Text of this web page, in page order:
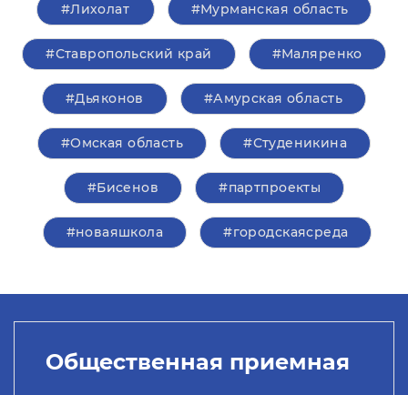
#Лихолат #Мурманская область
#Ставропольский край #Маляренко
#Дьяконов #Амурская область
#Омская область #Студеникина
#Бисенов #партпроекты
#новаяшкола #городскаясреда
Общественная приемная